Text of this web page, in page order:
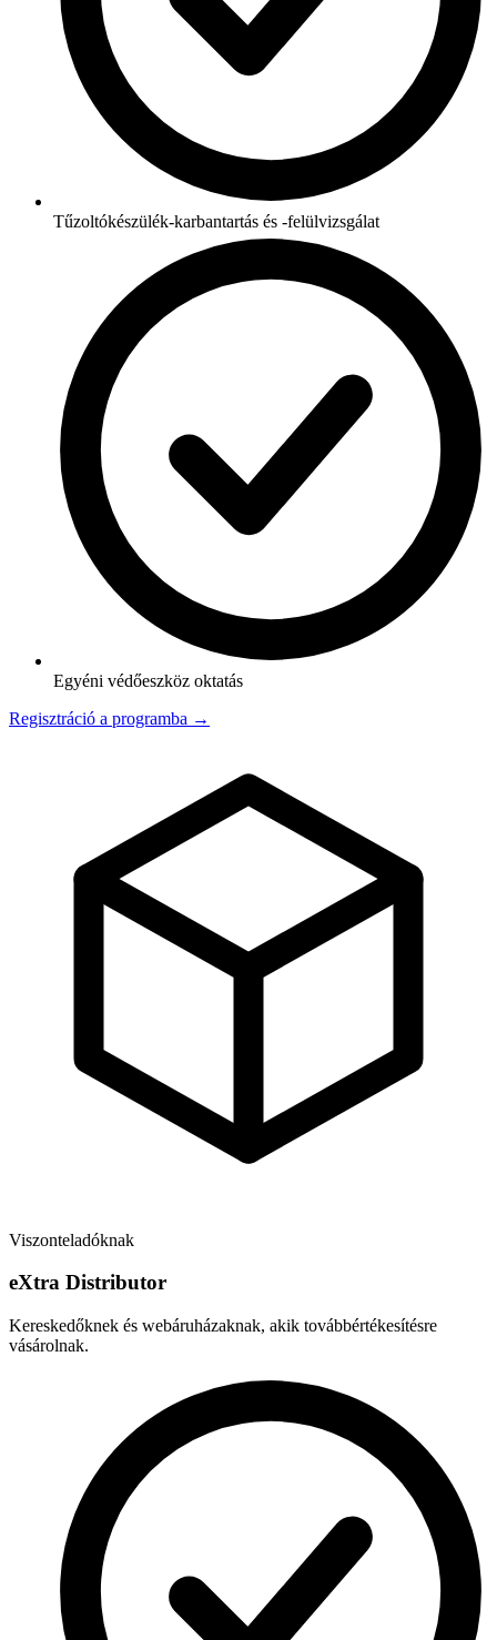
Tűzoltókészülék-karbantartás és -felülvizsgálat
Egyéni védőeszköz oktatás
Regisztráció a programba →
Viszonteladóknak
eXtra Distributor
Kereskedőknek és webáruházaknak, akik továbbértékesítésre
vásárolnak.